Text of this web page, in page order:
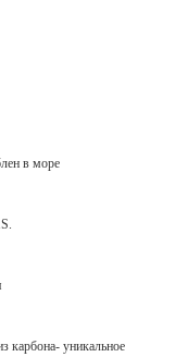
в море
карбона- уникальное